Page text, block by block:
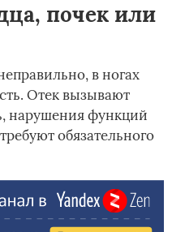
почек или
в ногах
Отек вызывают
нарушения функций
обязательного